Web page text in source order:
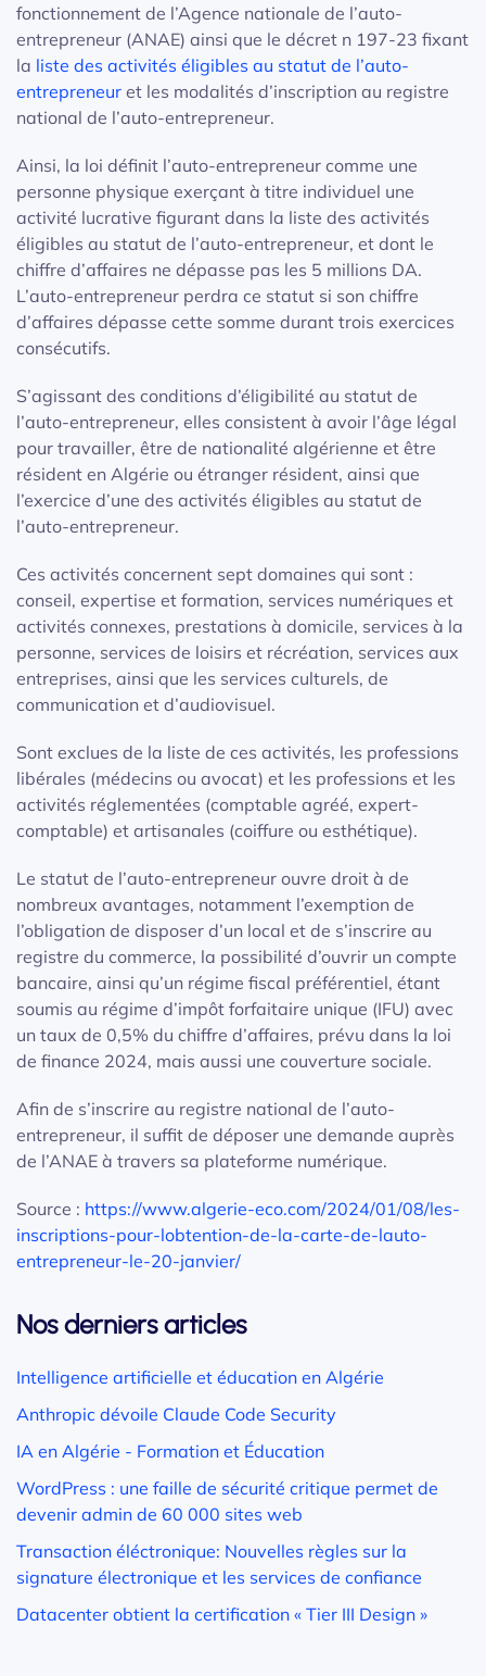
fonctionnement de l’Agence nationale de l’auto-
entrepreneur (ANAE) ainsi que le décret n 197-23 fixant
la liste des activités éligibles au statut de l’auto-
entrepreneur et les modalités d’inscription au registre
national de l’auto-entrepreneur.
Ainsi, la loi définit l’auto-entrepreneur comme une
personne physique exerçant à titre individuel une
activité lucrative figurant dans la liste des activités
éligibles au statut de l’auto-entrepreneur, et dont le
chiffre d’affaires ne dépasse pas les 5 millions DA.
L’auto-entrepreneur perdra ce statut si son chiffre
d’affaires dépasse cette somme durant trois exercices
consécutifs.
S’agissant des conditions d’éligibilité au statut de
l’auto-entrepreneur, elles consistent à avoir l’âge légal
pour travailler, être de nationalité algérienne et être
résident en Algérie ou étranger résident, ainsi que
l’exercice d’une des activités éligibles au statut de
l’auto-entrepreneur.
Ces activités concernent sept domaines qui sont :
conseil, expertise et formation, services numériques et
activités connexes, prestations à domicile, services à la
personne, services de loisirs et récréation, services aux
entreprises, ainsi que les services culturels, de
communication et d’audiovisuel.
Sont exclues de la liste de ces activités, les professions
libérales (médecins ou avocat) et les professions et les
activités réglementées (comptable agréé, expert-
comptable) et artisanales (coiffure ou esthétique).
Le statut de l’auto-entrepreneur ouvre droit à de
nombreux avantages, notamment l’exemption de
l’obligation de disposer d’un local et de s’inscrire au
registre du commerce, la possibilité d’ouvrir un compte
bancaire, ainsi qu’un régime fiscal préférentiel, étant
soumis au régime d’impôt forfaitaire unique (IFU) avec
un taux de 0,5% du chiffre d’affaires, prévu dans la loi
de finance 2024, mais aussi une couverture sociale.
Afin de s’inscrire au registre national de l’auto-
entrepreneur, il suffit de déposer une demande auprès
de l’ANAE à travers sa plateforme numérique.
Source : https://www.algerie-eco.com/2024/01/08/les-
inscriptions-pour-lobtention-de-la-carte-de-lauto-
entrepreneur-le-20-janvier/
Nos derniers articles
Intelligence artificielle et éducation en Algérie
Anthropic dévoile Claude Code Security
IA en Algérie - Formation et Éducation
WordPress : une faille de sécurité critique permet de
devenir admin de 60 000 sites web
Transaction éléctronique: Nouvelles règles sur la
signature électronique et les services de confiance
Datacenter obtient la certification « Tier III Design »